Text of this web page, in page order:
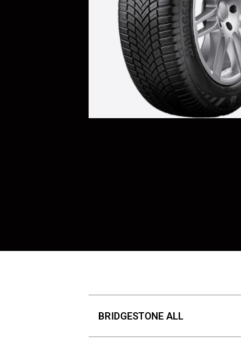
BRIDGESTONE ALL